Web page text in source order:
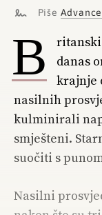
Piše
B
danas
krajnje
nasilnih
kulminirali
smješteni.
suočiti s
Nasilni